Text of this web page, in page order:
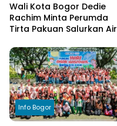
Wali Kota Bogor Dedie
Rachim Minta Perumda
Tirta Pakuan Salurkan Air
Terdampak Kekeringan
Info Bogor